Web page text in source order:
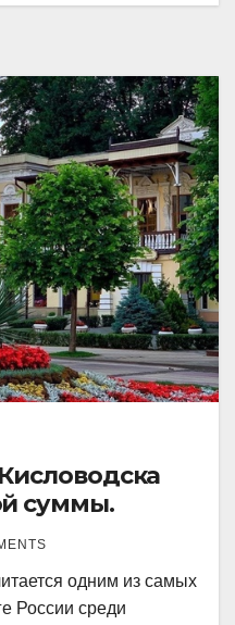
суммы.
одним из самых
России среди